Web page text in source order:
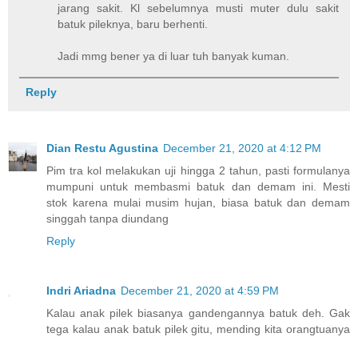
jarang sakit. Kl sebelumnya musti muter dulu sakit
batuk pileknya, baru berhenti.
Jadi mmg bener ya di luar tuh banyak kuman.
Reply
Dian Restu Agustina December 21, 2020 at 4:12 PM
Pim tra kol melakukan uji hingga 2 tahun, pasti formulanya
mumpuni untuk membasmi batuk dan demam ini. Mesti
stok karena mulai musim hujan, biasa batuk dan demam
singgah tanpa diundang
Reply
Indri Ariadna December 21, 2020 at 4:59 PM
Kalau anak pilek biasanya gandengannya batuk deh. Gak
tega kalau anak batuk pilek gitu, mending kita orangtuanya